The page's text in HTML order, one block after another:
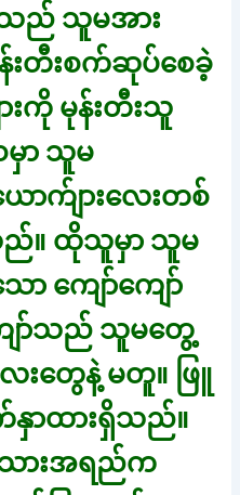
ည် သူမအား
န်းတီးစက်ဆုပ်စေခဲ့
းကို မုန်းတီးသူ
ာ သူမ
ာက်ျားလေးတစ်
ည်။ ထိုသူမှာ သူမ
ကျော်ကျော်
ျော်သည် သူမတွေ့
ေးတွေနဲ့ မတူ။ ဖြူ
နှာထားရှိသည်။
သားအရည်က